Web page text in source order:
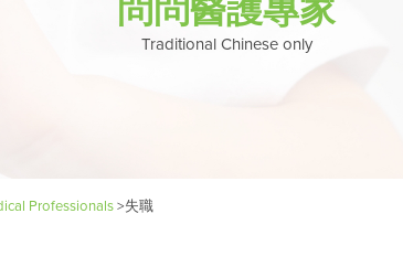
Traditional Chinese only
Professionals>失職